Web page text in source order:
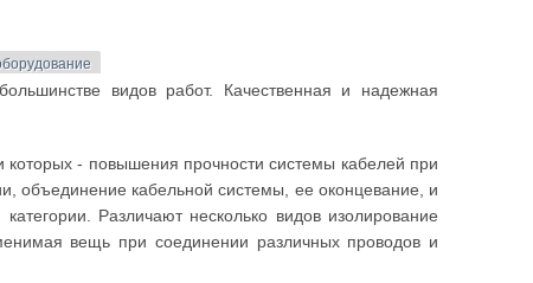
видов работ. Качественная и надежная
- повышения прочности системы кабелей при
объединение кабельной системы, ее оконцевание, и
Различают несколько видов изолирование
вещь при соединении различных проводов и